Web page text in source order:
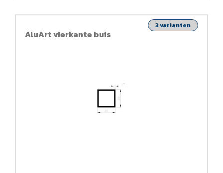
AluArt vierkante buis
3 varianten